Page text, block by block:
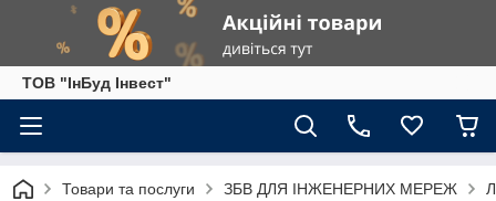
ТОВ "ІнБуд Інвест"
Товари та послуги ЗБВ ДЛЯ ІНЖЕНЕРНИХ МЕРЕЖ